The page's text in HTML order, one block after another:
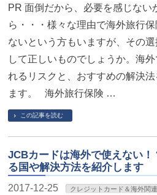
PR 面倒だから、必要を感じない
ら・・・様々な理由で海外旅行
ないという方もいますが、その選
して正しいものでしょうか。海
れるリスクと、おすすめの解決法
ます。 海外旅行保険 …
この記事を読む
JCBカードは海外で使えない！
る国や解決方法を紹介します
2017-12-25 クレジットカード＆海外関